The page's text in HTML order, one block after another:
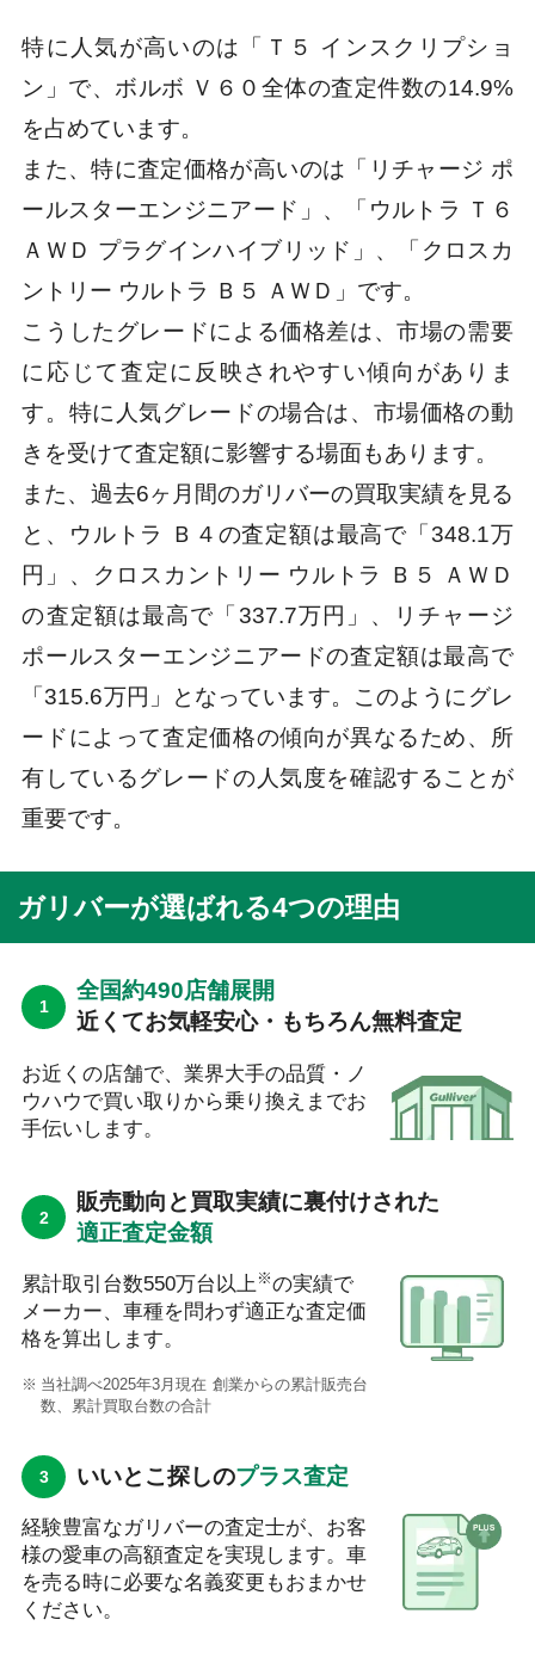
特に人気が高いのは「Ｔ５ インスクリプショ
ン」で、ボルボ Ｖ６０全体の査定件数の14.9%
を占めています。
また、特に査定価格が高いのは「リチャージ ポ
ールスターエンジニアード」、「ウルトラ Ｔ６
ＡＷＤ プラグインハイブリッド」、「クロスカ
ントリー ウルトラ Ｂ５ ＡＷＤ」です。
こうしたグレードによる価格差は、市場の需要
に応じて査定に反映されやすい傾向がありま
す。特に人気グレードの場合は、市場価格の動
きを受けて査定額に影響する場面もあります。
また、過去6ヶ月間のガリバーの買取実績を見る
と、ウルトラ Ｂ４の査定額は最高で「348.1万
円」、クロスカントリー ウルトラ Ｂ５ ＡＷＤ
の査定額は最高で「337.7万円」、リチャージ
ポールスターエンジニアードの査定額は最高で
「315.6万円」となっています。このようにグレ
ードによって査定価格の傾向が異なるため、所
有しているグレードの人気度を確認することが
重要です。
ガリバーが選ばれる4つの理由
全国約490店舗展開
近くてお気軽安心・もちろん無料査定
お近くの店舗で、業界大手の品質・ノ
ウハウで買い取りから乗り換えまでお
手伝いします。
販売動向と買取実績に裏付けされた
適正査定金額
累計取引台数550万台以上 ※の実績で
メーカー、車種を問わず適正な査定価
格を算出します。
当社調べ2025年3月現在 創業からの累計販売台
数、累計買取台数の合計
いいとこ探しのプラス査定
経験豊富なガリバーの査定士が、お客
様の愛車の高額査定を実現します。車
を売る時に必要な名義変更もおまかせ
ください。